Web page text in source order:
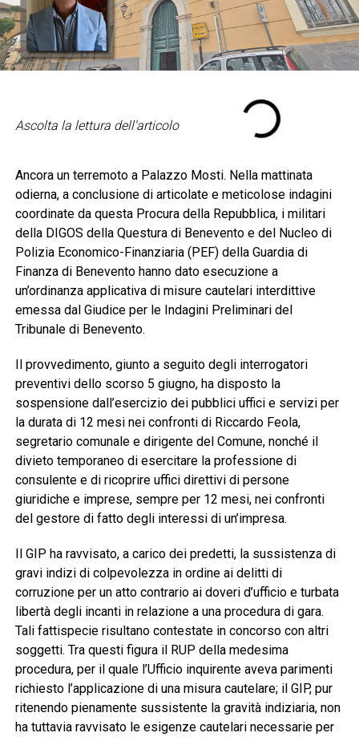
Ascolta la lettura dell'articolo
Ancora un terremoto a Palazzo Mosti. Nella mattinata
odierna, a conclusione di articolate e meticolose indagini
coordinate da questa Procura della Repubblica, i militari
della DIGOS della Questura di Benevento e del Nucleo di
Polizia Economico-Finanziaria (PEF) della Guardia di
Finanza di Benevento hanno dato esecuzione a
un’ordinanza applicativa di misure cautelari interdittive
emessa dal Giudice per le Indagini Preliminari del
Tribunale di Benevento.
Il provvedimento, giunto a seguito degli interrogatori
preventivi dello scorso 5 giugno, ha disposto la
sospensione dall’esercizio dei pubblici uffici e servizi per
la durata di 12 mesi nei confronti di Riccardo Feola,
segretario comunale e dirigente del Comune, nonché il
divieto temporaneo di esercitare la professione di
consulente e di ricoprire uffici direttivi di persone
giuridiche e imprese, sempre per 12 mesi, nei confronti
del gestore di fatto degli interessi di un’impresa.
Il GIP ha ravvisato, a carico dei predetti, la sussistenza di
gravi indizi di colpevolezza in ordine ai delitti di
corruzione per un atto contrario ai doveri d’ufficio e turbata
libertà degli incanti in relazione a una procedura di gara.
Tali fattispecie risultano contestate in concorso con altri
soggetti. Tra questi figura il RUP della medesima
procedura, per il quale l’Ufficio inquirente aveva parimenti
richiesto l’applicazione di una misura cautelare; il GIP, pur
ritenendo pienamente sussistente la gravità indiziaria, non
ha tuttavia ravvisato le esigenze cautelari necessarie per